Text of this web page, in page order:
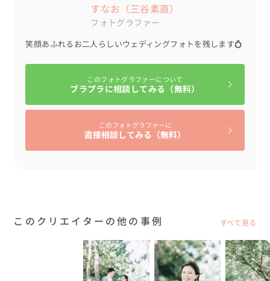
すなお（三谷素直）
フォトグラファー
笑顔あふれるお二人らしいウェディングフォトを残します💍
このフォトグラファーについて
ブラプラに相談してみる（無料）
このフォトグラファーに
直接相談してみる（無料）
このクリエイターの他の事例 すべて見る